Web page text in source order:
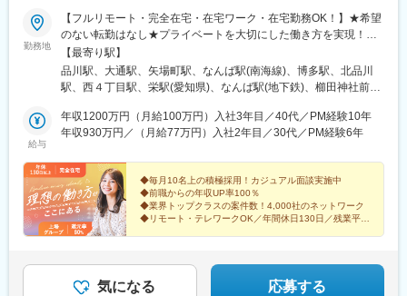
府)、田中口駅、山陽姫路駅、西宮駅、山陽明石駅、ハーバーラン
ド駅、宝塚南口駅、新伊丹駅、芦屋川駅、上栄町駅、新八日市
駅、倉敷駅、岡山駅前駅、電鉄出雲市駅、高知駅前駅、宮田町
駅、高松築港駅、眉山ロープウェイ山麓駅、西鉄福岡駅、鹿児島
駅前駅、熊本駅前駅、長崎駅前駅、佐世保中央駅、神泉駅、岩本
橋駅、大阪阿部野橋駅、東別院駅、丸の内駅(愛知県)、祇園駅(福
岡県)、櫛田神社前駅、京阪山科駅、本八幡駅(都営線)、北１２条
宿三丁目駅、都電雑司ケ谷駅、麻布十番駅、京成上野駅、立川南
駅、茅場町駅、京橋駅(東京都)、東海神駅、栄町駅(千葉県)、汐入
駅、高島町駅、電鉄富山駅、広小路駅(富山県)、七ツ屋駅、新福井
駅、第一通り駅、日吉町駅、駅前駅、名鉄名古屋駅、河内永和
駅、大阪梅田駅(阪神線)、東寺駅、阪神国道駅、西新町駅、高速神
駅、中佐世保駅、末広町駅(東京都)、下落合駅、武蔵溝ノ口駅、な
石和温泉駅、富士山駅、山梨市駅、都留市駅、韮崎駅、大月駅、
富山駅、越中中川駅、砺波駅、黒部駅、魚津駅、滑川駅、金沢
駅、福井駅(福井県)、敦賀駅、浜松駅、静岡駅、富士駅、沼津駅、
磐田駅、藤枝駅、岡崎駅、豊橋駅、名古屋駅、刈谷市駅、名鉄一
宮駅、三河安城駅、岐阜駅、各務ケ原駅、多治見駅、可児駅、四
日市駅、津駅、名張駅、布施駅、豊中駅、吹田駅(東海道本線)、梅
田駅(地下鉄)、茨木駅、京都駅、宇治駅(奈良線)、亀岡駅、奈良
駅、天理駅、和歌山駅、姫路駅、西宮駅(ＪＲ線)、尼崎駅(東海道
本線)、明石駅、神戸駅(兵庫県)、宝塚駅、伊丹駅(阪急線)、芦屋駅
市駅、岡山駅、津山駅、広島駅、福山駅、呉駅、西条駅(広島県)、
尾道駅、下関駅、山口駅(山口県)、宇部駅、鳥取駅、米子駅、境港
駅、松江駅、出雲市駅、高知駅、古津賀駅、ＪＲ松山駅前駅、今
治駅、宇和島駅、高松駅(香川県)、丸亀駅、徳島駅、阿南駅、鳴門
駅、久留米駅、小倉駅(福岡県)、大牟田駅、筑紫駅、天神駅、大分
鹿児島駅、熊本駅、佐賀駅、長崎駅(長崎県)、佐世保駅、那覇空港
駅(鉄道)、秋葉原駅、高田馬場駅、綾瀬駅、豊田駅、溝の口駅、な
勤務地
【フルリモート・完全在宅・在宅ワーク・在宅勤務OK！】★希望
のない転勤はなし★プライベートを大切にした働き方を実現！★
東京・大阪・名古屋・北海道・福岡など全国の希望の勤務地で希
望の働き方ができます！★入社後に本人希望で上京や地方への引
っ越しした方も複数名いて、その人に合った働き方を実現！
細】■本社：品川駅直結 東京都港区港南2-16-1 品川イーストワ
ンタワー7F■札幌：大通駅直結 北海道札幌市中央区大通西1-14-
中区栄3-15-33 栄ガスビル13F■大阪：南海なんば駅直結 大阪府
大阪市浪速区難波中2-10-70 なんばパークスタワー19F■福岡：博
多駅より徒歩2分 福岡県福岡市博多区博多駅前3-4-25 アクロス
キューブ博多駅前
【最寄り駅】
品川駅、大通駅、矢場町駅、なんば駅(南海線)、博多駅、北品川
駅、西４丁目駅、栄駅(愛知県)、なんば駅(地下鉄)、櫛田神社前
給与
年収1200万円（月給100万円）入社3年目／40代／PM経験10年
年収930万円／（月給77万円）入社2年目／30代／PM経験6年
◆毎月10名上の積極採用！カジュアル面談実施中
◆前職からの年収UP率100％
◆業界トップクラスの案件数！4,000社のネットワーク
◆リモート・テレワークOK／年間休日130日／残業平均
気になる 応募する